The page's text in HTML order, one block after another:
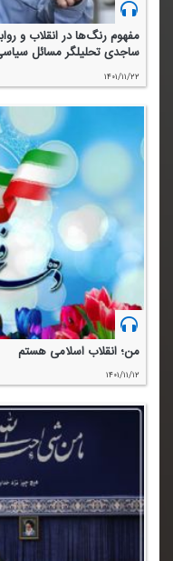
مفهوم رنگ‌ها در انقلاب و
ساجدی تحلیلگر مسائل
۱۴۰۱/۱۱/۲۲
من؛ انقلاب اسلامی هستم
۱۴۰۱/۱۱/۱۲